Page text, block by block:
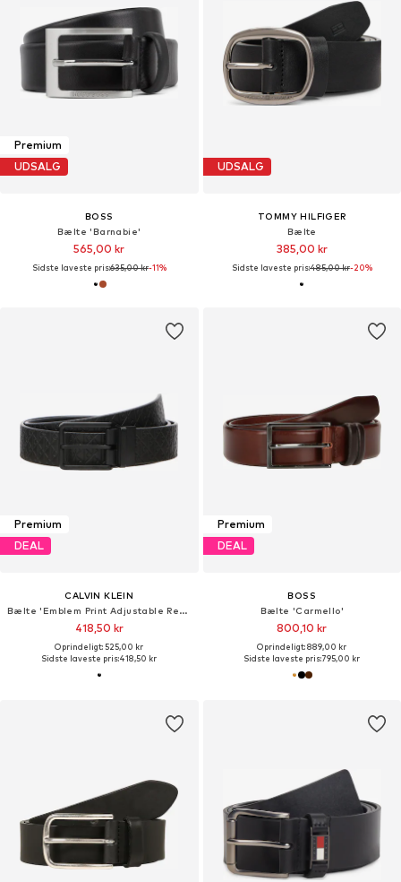
Premium
UDSALG
BOSS
Bælte 'Barnabie'
565,00 kr
Sidste laveste pris:635,00 kr-11%
UDSALG
TOMMY HILFIGER
Bælte
385,00 kr
Sidste laveste pris:485,00 kr-20%
Premium
DEAL
CALVIN KLEIN
Bælte 'Emblem Print Adjustable Reversible'
418,50 kr
Oprindeligt: 525,00 kr
Sidste laveste pris:418,50 kr
Premium
DEAL
BOSS
Bælte 'Carmello'
800,10 kr
Oprindeligt: 889,00 kr
Sidste laveste pris:795,00 kr